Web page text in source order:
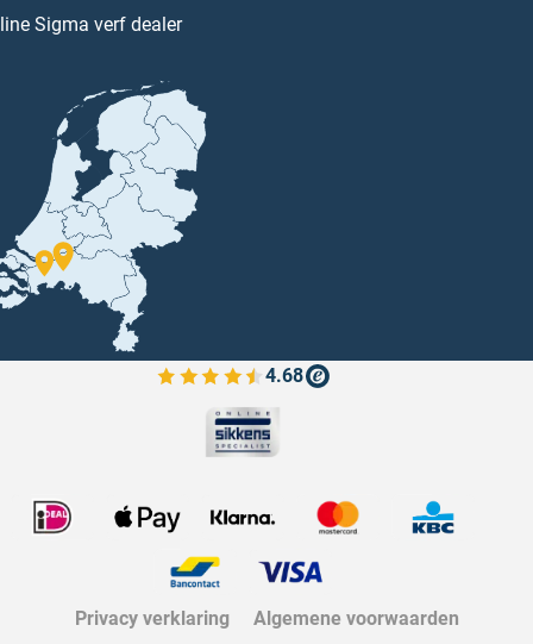
Sigma verf dealer
4.68
Bekijk de verfplaza beoordelingen
Privacy verklaring Algemene voorwaarden